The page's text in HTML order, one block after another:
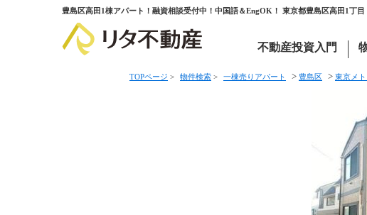
豊島区高田1棟アパート！融資相談受付中！中国語＆EngOK！ 東京都豊島区高田1丁
不動産投資入門
TOPページ > 物件検索 > 一棟売りアパート > 豊島区 > 東京メ